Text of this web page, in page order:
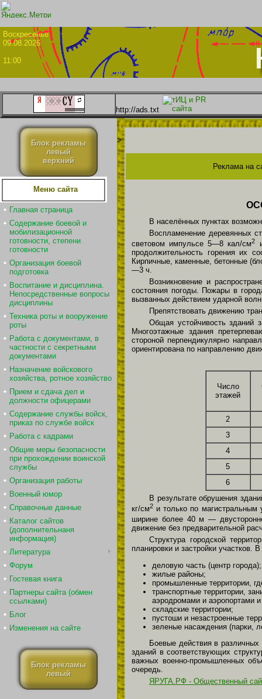
09.08.2026
11:00
http://ads.txt
Блок рекламы
левый
верхний
Меню сайта
Главная страница
Содержание боевой и
мобилизационной
готовности, степени
готовности
Организация боевой
подготовка
Воспитание и дисциплина.
Непосредственные вопросы
дисциплины
Техника роты и вооружение
роты
Работа с документами, в
частности с секретными
документами
Назначение войскового
хозяйства, ротное хозяйство
Прием и сдача дел и
должности офицерами
Содержание службы войск,
приказ по службе войск
Работа с кадрами
Общие меры безопасности
при прохождении воинской
службы
Организация работы
Военный юмор
Справочные данные
Каталог сайтов
(дополнительнаня
информация)
Литература
Форум
Гостевая книга
Партнеры сайта (обмен
ссылками)
Блог
Изменения на сайте
Блок рекламы
левый
>
Реклама на
В населённых пунктах
Воспламенение деревянных
световом импульсе 5—8 кал/см2
продолжительность горения их
Кирпичные, каменные, бетонные
—3 ч.
Возникновение и
состояния погоды. Пожары в
вызванных действием ударной
Препятствовать движению
Общая устойчивость зданий
Многоэтажные здания
стороной перпендикулярно
ориентирована по направлению
Число
этажей
2
3
4
5
6
В результате обрушения
кг/см2 и только по
ширине более 40 м —
движение без предварительной
Структура городской
планировки и застройки участков.
деловую часть (центр города);
жилые районы;
промышленные территории,
транспортные территории,
аэродромами и аэропортами
складские территории;
пустоши и незастроенные
зеленые насаждения (парки,
Боевые действия в различных
зданий в соответствующих
важных военно-промышленных
очередь.
ЯРУГА.РФ - Общественный